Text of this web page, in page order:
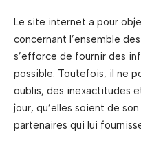
Le site internet a pour
concernant l’ensemble
s’efforce de fournir des
possible. Toutefois, il ne
oublis, des inexactitudes
jour, qu’elles soient de
partenaires qui lui